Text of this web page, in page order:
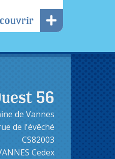
56
de Vannes
de l'évêché
CS82003
Cedex